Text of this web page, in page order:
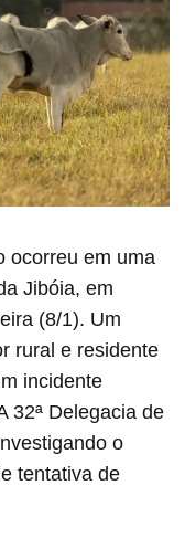
ocorreu em uma
Jibóia, em
(8/1). Um
rural e residente
incidente
32ª Delegacia de
o
tentativa de